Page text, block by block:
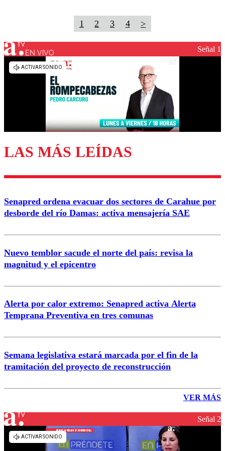
1 2 3 4 >
EN VIVO Señal 1
LAS MÁS LEÍDAS
Senapred ordena evacuar dos sectores de Carahue por
desborde del río Damas: activa mensajería SAE
Nuevo temblor sacude el norte del país: revisa la
magnitud y el epicentro
Alerta por calor extremo: Senapred activa Alerta
Temprana Preventiva en tres comunas
Semana legislativa estará marcada por el fin de la
tramitación del proyecto de reconstrucción
VER MÁS
Señal 2